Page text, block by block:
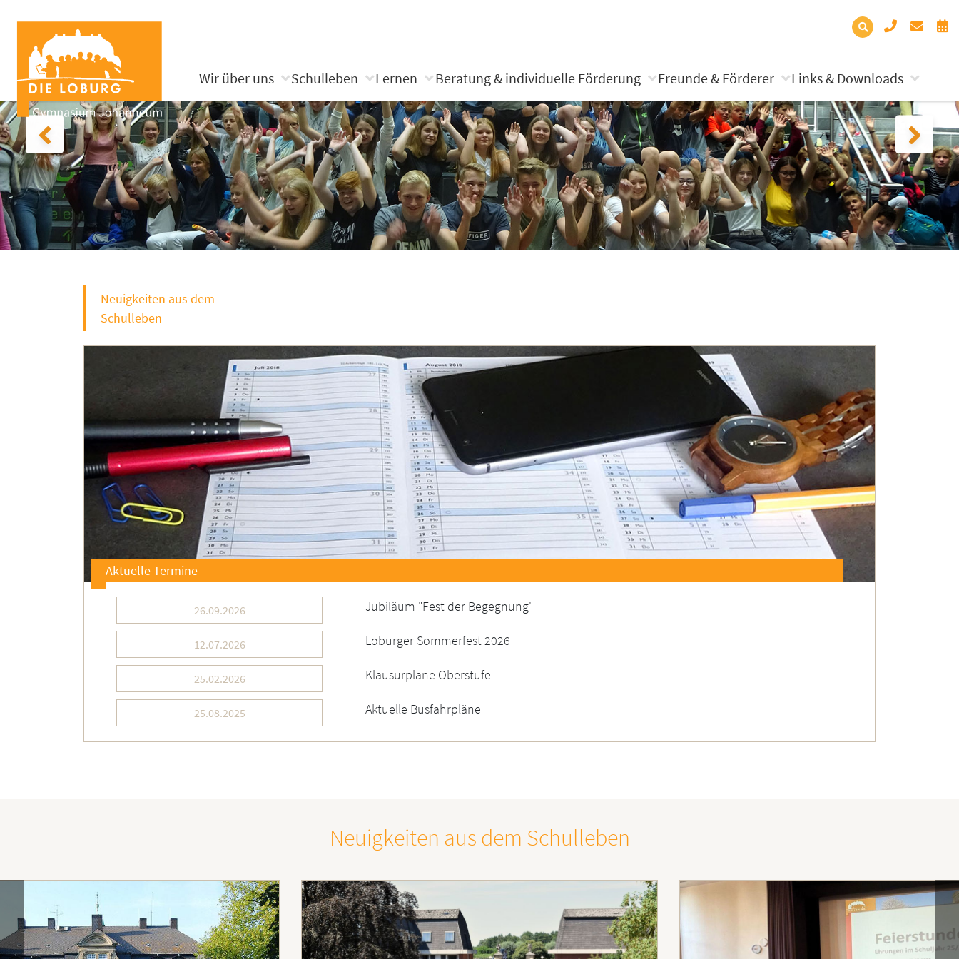
Wir über uns Schulleben Lernen Beratung & individuelle Förderung Freunde & Förderer Links & Downloads
Neuigkeiten aus dem
Schulleben
Aktuelle Termine
26.09.2026 Jubiläum "Fest der Begegnung"
12.07.2026 Loburger Sommerfest 2026
25.02.2026 Klausurpläne Oberstufe
25.08.2025 Aktuelle Busfahrpläne
Neuigkeiten aus dem Schulleben